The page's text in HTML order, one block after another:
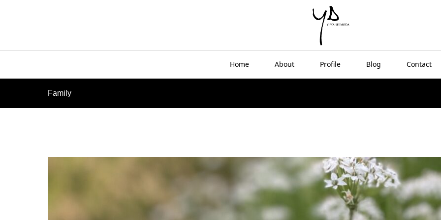
Home About Profile Blog Contact
Family